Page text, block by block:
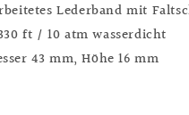
Lederband mit
ft / 10 atm wasserdicht
43 mm, Höhe 16 mm